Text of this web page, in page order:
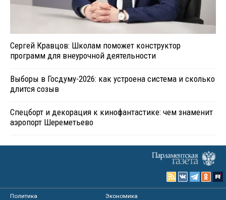
Сергей Кравцов: Школам поможет конструктор
программ для внеурочной деятельности
Выборы в Госдуму-2026: как устроена система и сколько
длится созыв
Спецборт и декорация к кинофантастике: чем знаменит
аэропорт Шереметьево
Политика
Экономика